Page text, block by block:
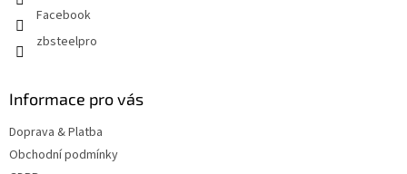
Facebook
zbsteelpro
Informace pro vás
Doprava & Platba
Obchodní podmínky